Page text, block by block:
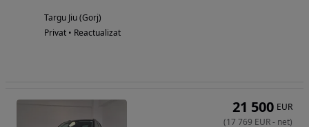
Targu Jiu (Gorj)
Privat • Reactualizat
21 500 EUR
(17 769 EUR- net)